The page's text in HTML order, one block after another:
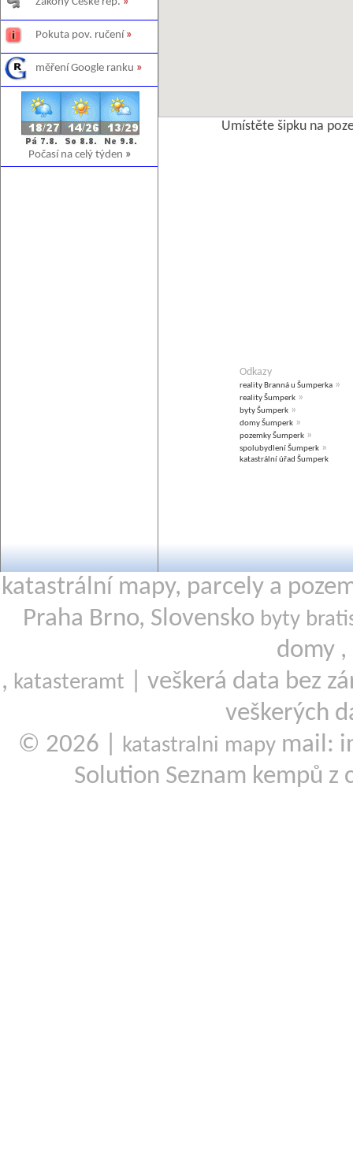
Pokuta pov. ručení »
měření Google ranku »
Počasí na celý týden »
Umístěte šipku na
Odkazy
reality Branná u Šumperka »
reality Šumperk »
byty Šumperk »
domy Šumperk »
pozemky Šumperk »
spolubydlení Šumperk »
katastrální úřad Šumperk
katastrální mapy, parcely a
Praha Brno, Slovensko byty
domy ,
, katasteramt
| veškerá data bez
veškerých
© 2026 |
katastralni mapy mail:
Solution Seznam kempů z